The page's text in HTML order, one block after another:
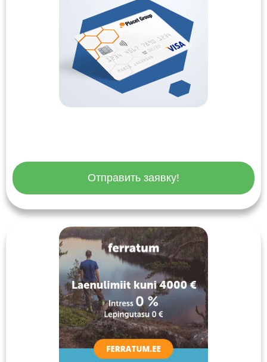
Отправить заявку!